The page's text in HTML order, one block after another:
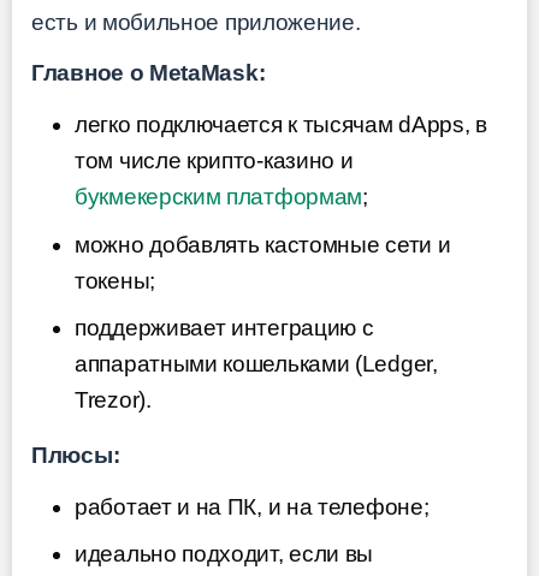
есть и мобильное приложение.
Главное о MetaMask:
легко подключается к тысячам dApps, в
том числе крипто-казино и
букмекерским платформам;
можно добавлять кастомные сети и
токены;
поддерживает интеграцию с
аппаратными кошельками (Ledger,
Trezor).
Плюсы:
работает и на ПК, и на телефоне;
идеально подходит, если вы